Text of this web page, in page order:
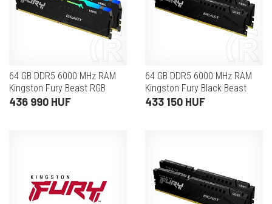
64 GB DDR5 6000 MHz RAM
Kingston Fury Beast RGB
(2x32 GB)
436 990 HUF
64 GB DDR5 6000 MHz RAM
Kingston Fury Black Beast
(2x32 GB) EXPO
433 150 HUF